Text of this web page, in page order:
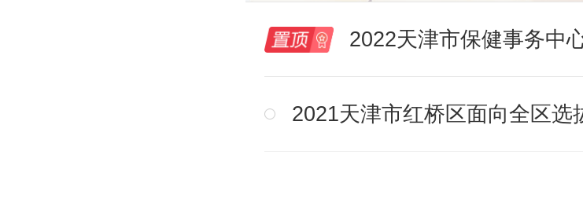
2022天津市保健事务中
2021天津市红桥区面向全区选